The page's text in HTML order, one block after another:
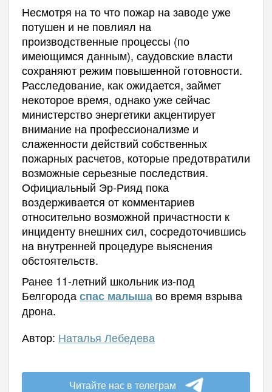
Несмотря на то что пожар на заводе уже
потушен и не повлиял на
производственные процессы (по
имеющимся данным), саудовские власти
сохраняют режим повышенной готовности.
Расследование, как ожидается, займет
некоторое время, однако уже сейчас
министерство энергетики акцентирует
внимание на профессионализме и
слаженности действий собственных
пожарных расчетов, которые предотвратили
возможные серьезные последствия.
Официальный Эр-Рияд пока
воздерживается от комментариев
относительно возможной причастности к
инциденту внешних сил, сосредоточившись
на внутренней процедуре выяснения
обстоятельств.
Ранее 11-летний школьник из-под
Белгородаспас малышаво время взрыва
дрона.
Автор: Наталья Лебедева
Читайте нас в телеграм